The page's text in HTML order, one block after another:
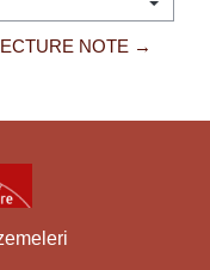
NOTE →